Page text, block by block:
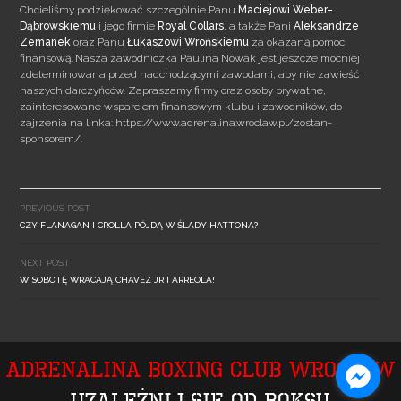
Chcieliśmy podziękować szczególnie PanuMaciejowi Weber-
Dąbrowskiemu i jego firmieRoyal Collars , a także PaniAleksandrze
Zemanek oraz PanuŁukaszowi Wrońskiemu za okazaną pomoc
finansową. Nasza zawodniczka Paulina Nowak jest jeszcze mocniej
zdeterminowana przed nadchodzącymi zawodami, aby nie zawieść
naszych darczyńców. Zapraszamy firmy oraz osoby prywatne,
zainteresowane wsparciem finansowym klubu i zawodników, do
zajrzenia na linka: https://www.adrenalina.wroclaw.pl/zostan-
sponsorem/.
navigation
PREVIOUS POST
CZY FLANAGAN I CROLLA PÓJDĄ W ŚLADY HATTONA?
NEXT POST
W SOBOTĘ WRACAJĄ CHAVEZ JR I ARREOLA!
Adrenalina Boxing Club Wrocław